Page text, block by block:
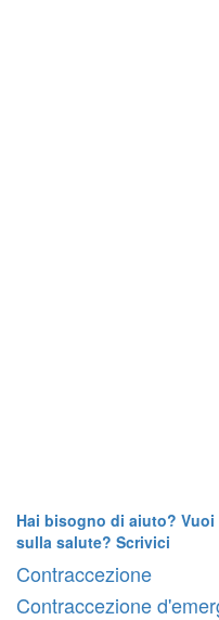
Hai bisogno di aiuto?
sulla salute? Scrivici
Contraccezione
Contraccezione